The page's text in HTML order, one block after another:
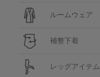
ルームウェア
補整下着
レッグアイテム